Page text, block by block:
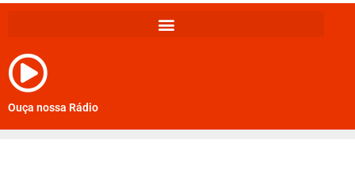
Ouça nossa Rádio